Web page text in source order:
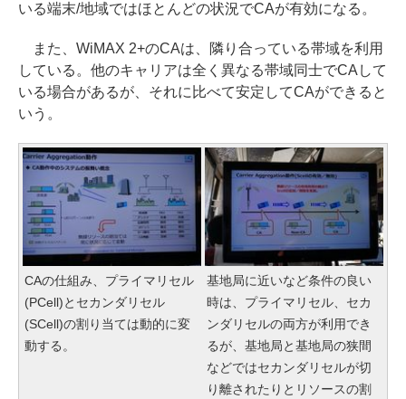
いる端末/地域ではほとんどの状況でCAが有効になる。
また、WiMAX 2+のCAは、隣り合っている帯域を利用
している。他のキャリアは全く異なる帯域同士でCAして
いる場合があるが、それに比べて安定してCAができると
いう。
CAの仕組み、プライマリセル
(PCell)とセカンダリセル
(SCell)の割り当ては動的に変
動する。
基地局に近いなど条件の良い
時は、プライマリセル、セカ
ンダリセルの両方が利用でき
るが、基地局と基地局の狭間
などではセカンダリセルが切
り離されたりとリソースの割